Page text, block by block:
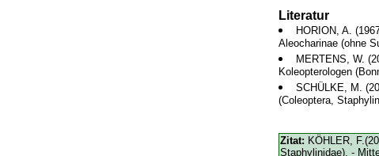
Literatur
HORION, A.
Aleocharinae (ohne
MERTENS, W.
Koleopterologen
SCHÜLKE, M.
(Coleoptera,
Zitat: KÖHLER,
Staphylinidae). -